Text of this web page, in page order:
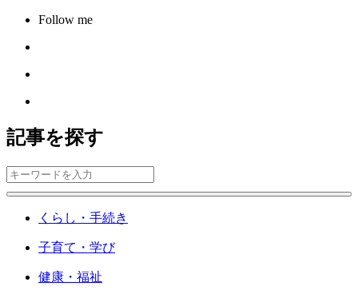
Follow me
記事を探す
くらし・手続き
子育て・学び
健康・福祉